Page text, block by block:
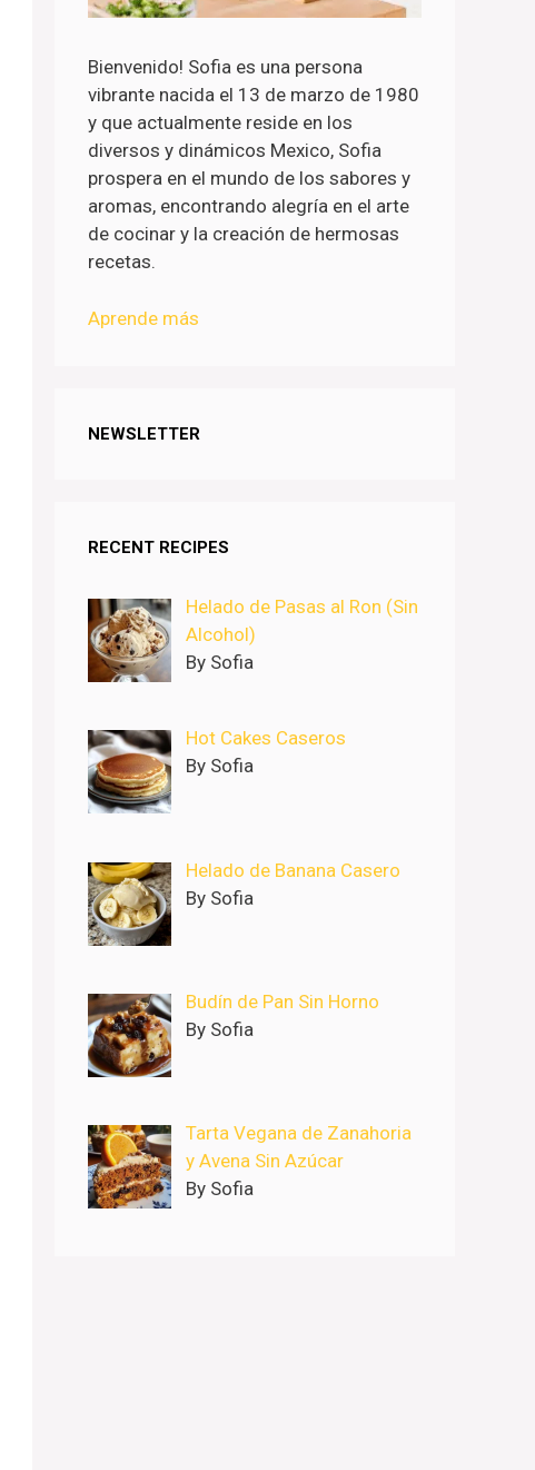
Bienvenido! Sofia es una persona
vibrante nacida el 13 de marzo de 1980
y que actualmente reside en los
diversos y dinámicos Mexico, Sofia
prospera en el mundo de los sabores y
aromas, encontrando alegría en el arte
de cocinar y la creación de hermosas
recetas.
Aprende más
NEWSLETTER
RECENT RECIPES
Helado de Pasas al Ron (Sin
Alcohol)
By Sofia
Hot Cakes Caseros
By Sofia
Helado de Banana Casero
By Sofia
Budín de Pan Sin Horno
By Sofia
Tarta Vegana de Zanahoria
y Avena Sin Azúcar
By Sofia